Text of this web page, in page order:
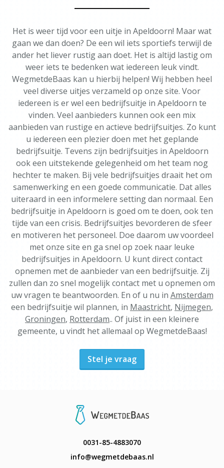
Het is weer tijd voor een uitje in Apeldoorn! Maar wat
gaan we dan doen? De een wil iets sportiefs terwijl de
ander het liever rustig aan doet. Het is altijd lastig om
weer iets te bedenken wat iedereen leuk vindt.
WegmetdeBaas kan u hierbij helpen! Wij hebben heel
veel diverse uitjes verzameld op onze site. Voor
iedereen is er wel een bedrijfsuitje in Apeldoorn te
vinden. Veel aanbieders kunnen ook een mix
aanbieden van rustige en actieve bedrijfsuitjes. Zo kunt
u iedereen een plezier doen met het geplande
bedrijfsuitje. Tevens zijn bedrijfsuitjes in Apeldoorn
ook een uitstekende gelegenheid om het team nog
hechter te maken. Bij vele bedrijfsuitjes draait het om
samenwerking en een goede communicatie. Dat alles
uiteraard in een informelere setting dan normaal. Een
bedrijfsuitje in Apeldoorn is goed om te doen, ook ten
tijde van een crisis. Bedrijfsuitjes bevorderen de sfeer
en motiveren het personeel. Doe daarom uw voordeel
met onze site en ga snel op zoek naar leuke
bedrijfsuitjes in Apeldoorn. U kunt direct contact
opnemen met de aanbieder van een bedrijfsuitje. Zij
zullen dan zo snel mogelijk contact met u opnemen om
uw vragen te beantwoorden. En of u nu in Amsterdam
een bedrijfsuitje wil plannen, in Maastricht, Nijmegen,
Groningen, Rotterdam.. Of juist in een kleinere
gemeente, u vindt het allemaal op WegmetdeBaas!
Stel je vraag
0031-85-4883070
info@wegmetdebaas.nl